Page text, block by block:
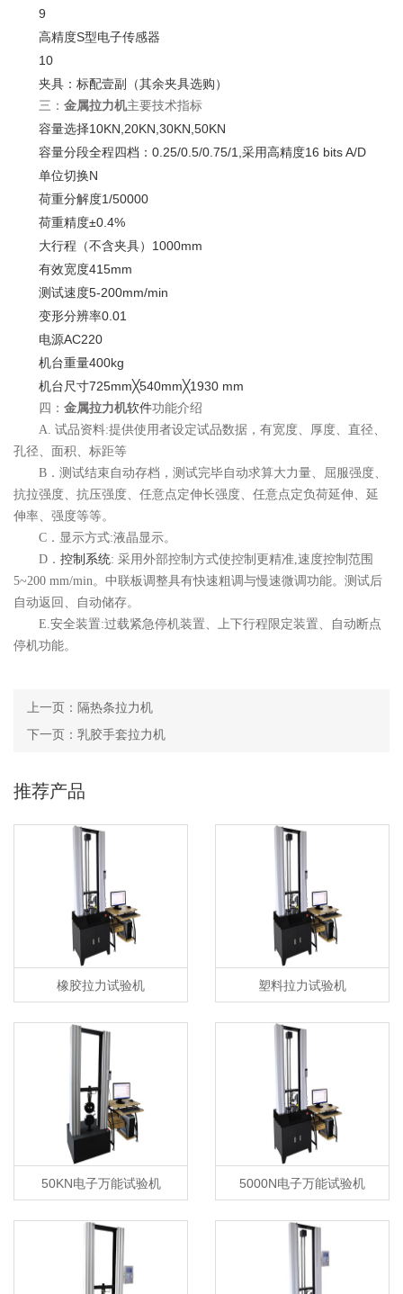
9
高精度S型电子传感器
10
夹具：标配壹副（其余夹具选购）
三： 金属拉力机主要技术指标
容量选择10KN,20KN,30KN,50KN
容量分段全程四档：0.25/0.5/0.75/1,采用高精度16 bits A/D
单位切换N
荷重分解度1/50000
荷重精度±0.4%
大行程（不含夹具）1000mm
有效宽度415mm
测试速度5-200mm/min
变形分辨率0.01
电源AC220
机台重量400kg
机台尺寸725mm╳540mm╳1930 mm
四： 金属拉力机软件功能介绍
A. 试品资料:提供使用者设定试品数据，有宽度、厚度、直径、
孔径、面积、标距等
B．测试结束自动存档，测试完毕自动求算大力量、屈服强度、
抗拉强度、抗压强度、任意点定伸长强度、任意点定负荷延伸、延
伸率、强度等等。
C．显示方式:液晶显示。
D． 控制系统: 采用外部控制方式使控制更精准,速度控制范围
5~200 mm/min。中联板调整具有快速粗调与慢速微调功能。测试后
自动返回、自动储存。
E.安全装置:过载紧急停机装置、上下行程限定装置、自动断点
停机功能。
上一页： 隔热条拉力机
下一页： 乳胶手套拉力机
推荐产品
橡胶拉力试验机 塑料拉力试验机
50KN电子万能试验机 5000N电子万能试验机